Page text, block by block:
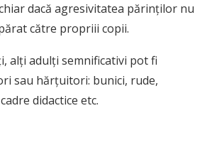
dacă agresivitatea părinților nu
către propriii copii.
alți adulți semnificativi pot fi
sau hărțuitori: bunici, rude,
didactice etc.